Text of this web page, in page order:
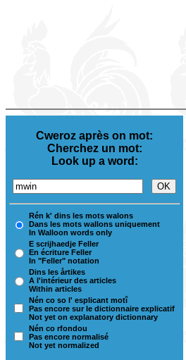
Cweroz après on mot:
Cherchez un mot:
Look up a word:
Rén k' dins les mots walons
Dans les mots wallons uniquement
In Walloon words only
E scrijhaedje Feller
En écriture Feller
In "Feller" notation
Dins les årtikes
A l'intérieur des articles
Within articles
Nén co so l' esplicant motî
Pas encore sur le dictionnaire explicatif
Not yet on explanatory dictionnary
Nén co rfondou
Pas encore normalisé
Not yet normalized